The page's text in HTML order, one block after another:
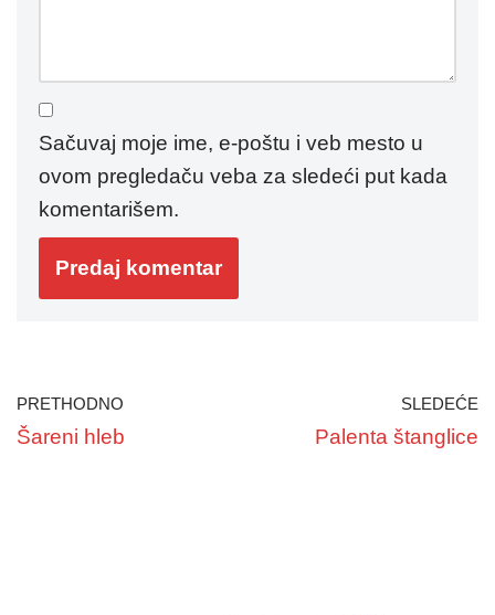
Sačuvaj moje ime, e-poštu i veb mesto u
ovom pregledaču veba za sledeći put kada
komentarišem.
PRETHODNO
Šareni hleb
SLEDEĆE
Palenta štanglice